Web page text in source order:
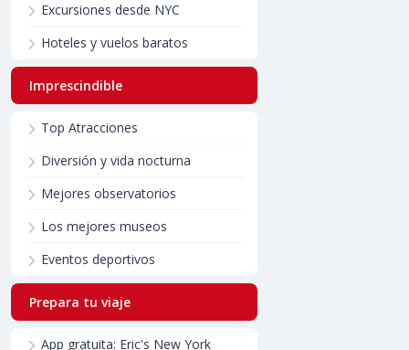
Excursiones desde NYC
Hoteles y vuelos baratos
Imprescindible
Top Atracciones
Diversión y vida nocturna
Mejores observatorios
Los mejores museos
Eventos deportivos
Prepara tu viaje
App gratuita: Eric's New York